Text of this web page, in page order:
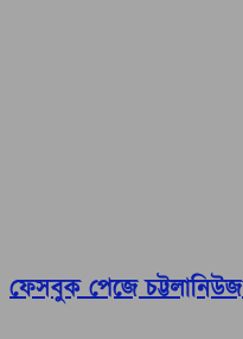
ফেসবুক পেজে চট্টলানিউজ